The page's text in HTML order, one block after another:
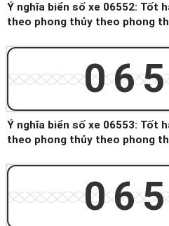
Ý nghĩa biển số xe 06552: Tốt
theo phong thủy theo phong
Ý nghĩa biển số xe 06553: Tốt
theo phong thủy theo phong